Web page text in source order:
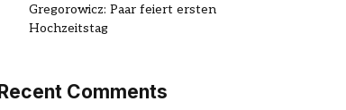
Gregorowicz: Paar feiert ersten
Hochzeitstag
Recent Comments